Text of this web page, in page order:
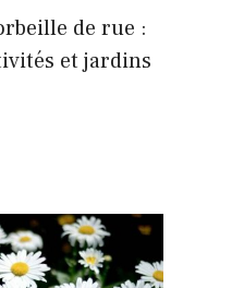
de rue :
et jardins